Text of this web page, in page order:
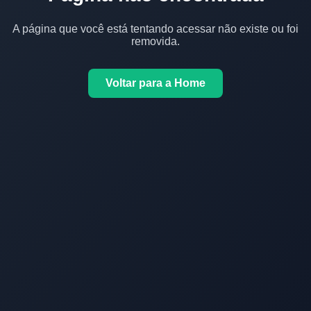
A página que você está tentando acessar não existe ou foi
removida.
Voltar para a Home